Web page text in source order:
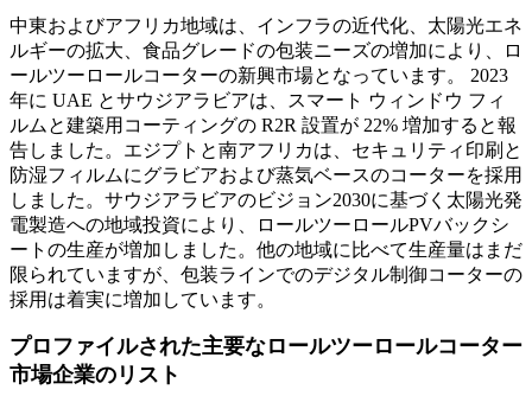
中東およびアフリカ地域は、インフラの近代化、太陽光エネ
ルギーの拡大、食品グレードの包装ニーズの増加により、ロ
ールツーロールコーターの新興市場となっています。 2023
年に UAE とサウジアラビアは、スマート ウィンドウ フィ
ルムと建築用コーティングの R2R 設置が 22% 増加すると報
告しました。エジプトと南アフリカは、セキュリティ印刷と
防湿フィルムにグラビアおよび蒸気ベースのコーターを採用
しました。サウジアラビアのビジョン2030に基づく太陽光発
電製造への地域投資により、ロールツーロールPVバックシ
ートの生産が増加しました。他の地域に比べて生産量はまだ
限られていますが、包装ラインでのデジタル制御コーターの
採用は着実に増加しています。
プロファイルされた主要なロールツーロールコーター
市場企業のリスト